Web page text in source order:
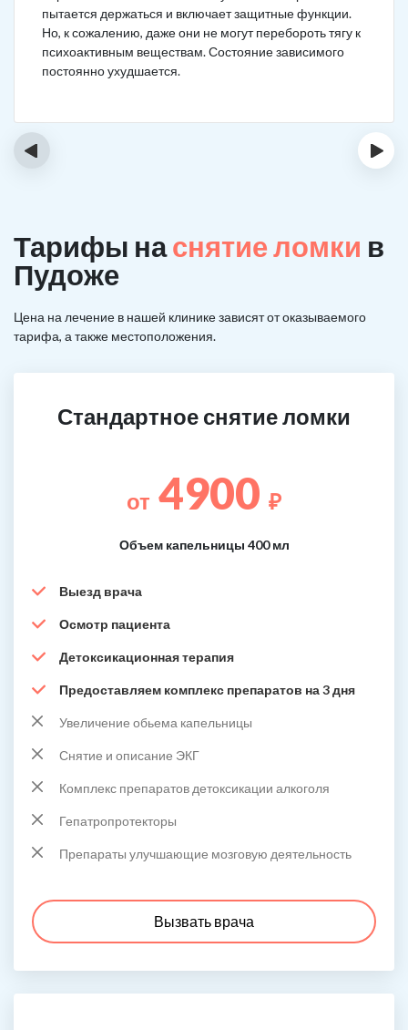
пытается держаться и включает защитные функции.
Но, к сожалению, даже они не могут перебороть тягу к
психоактивным веществам. Состояние зависимого
постоянно ухудшается.
‹ ›
Тарифы наснятие ломки в
Пудоже
Цена на лечение в нашей клинике зависят от оказываемого
тарифа, а также местоположения.
Стандартное снятие ломки
от 4900 ₽
Объем капельницы 400 мл
Выезд врача
Осмотр пациента
Детоксикационная терапия
Предоставляем комплекс препаратов на 3 дня
Увеличение обьема капельницы
Снятие и описание ЭКГ
Комплекс препаратов детоксикации алкоголя
Гепатропротекторы
Препараты улучшающие мозговую деятельность
Вызвать врача